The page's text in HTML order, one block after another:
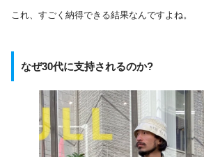
これ、すごく納得できる結果なんですよね。
なぜ30代に支持されるのか?